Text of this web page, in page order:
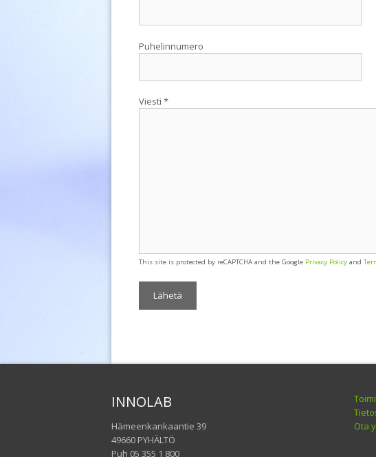
Puhelinnumero
Viesti *
This site is protected by reCAPTCHA and the Google Privacy Policy and
INNOLAB
Hämeenkankaantie 39
49660 PYHÄLTÖ
Puh 05 355 1 800
Ota